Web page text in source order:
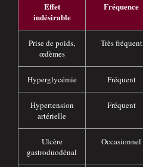
Effet
indésirable
Fréquence
Prise de poids,
œdèmes
Très fréquent
Hyperglycémie Fréquent
Hypertension
artérielle
Fréquent
Ulcère
gastroduodénal
Occasionnel